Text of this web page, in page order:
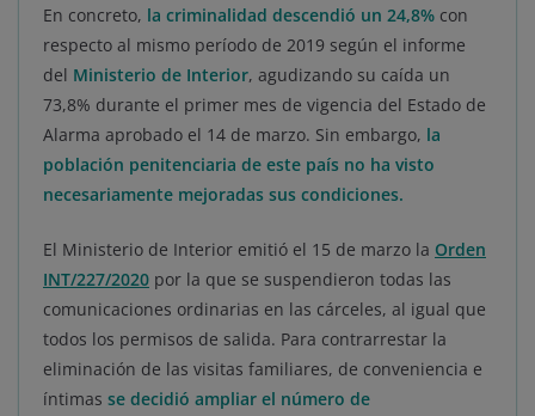
En concreto, la criminalidad descendió un 24,8% con
respecto al mismo período de 2019 según el informe
del Ministerio de Interior, agudizando su caída un
73,8% durante el primer mes de vigencia del Estado de
Alarma aprobado el 14 de marzo. Sin embargo, la
población penitenciaria de este país no ha visto
necesariamente mejoradas sus condiciones.
El Ministerio de Interior emitió el 15 de marzo la Orden
INT/227/2020 por la que se suspendieron todas las
comunicaciones ordinarias en las cárceles, al igual que
todos los permisos de salida. Para contrarrestar la
eliminación de las visitas familiares, de conveniencia e
íntimas se decidió ampliar el número de